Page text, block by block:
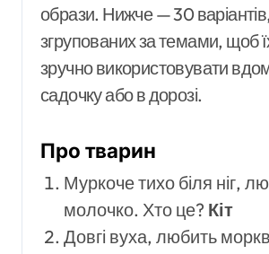
образи. Нижче — 30 варіантів,
згрупованих за темами, щоб
зручно використовувати
садочку або в дорозі.
Про тварин
Муркоче тихо біля ніг,
молочко. Хто це? Кіт
Довгі вуха, любить